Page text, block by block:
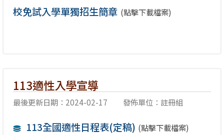
校免試入學單獨招生簡章 (點擊下載檔案)
113適性入學宣導
最後更新日期：2024-02-17 發佈單位：註冊組
113全國適性日程表(定稿) (點擊下載檔案)